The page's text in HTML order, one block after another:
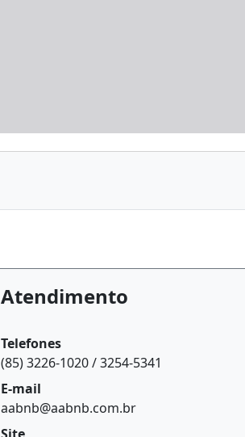
Atendimento
Telefones
(85) 3226-1020 / 3254-5341
E-mail
aabnb@aabnb.com.br